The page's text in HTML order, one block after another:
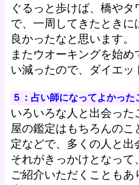
ぐるっと歩けば、橋や
で、一周してきたとき
良かったなと思います。
またウオーキングを始め
い減ったので、ダイエッ
５：占い師になってよかった
いろいろな人と出会った
屋の鑑定はもちろんの
定などで、多くの人と出
それがきっかけとなって
ご紹介いただくこともあ